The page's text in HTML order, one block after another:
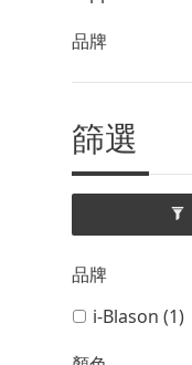
品牌
篩選
品牌
i-Blason (1)